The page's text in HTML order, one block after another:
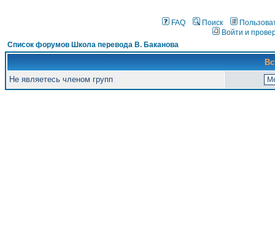
FAQ Поиск
Войти и
Список форумов Школа перевода В. Баканова
Не являетесь членом групп